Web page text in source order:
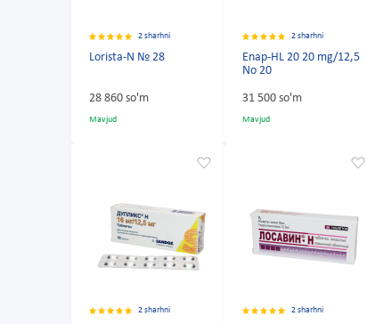
2 sharhni
Lorista-N № 28
28 860 so'm
Mavjud
2 sharhni
Enap-HL 20 20 mg/12,5
No 20
31 500 so'm
Mavjud
2 sharhni 2 sharhni